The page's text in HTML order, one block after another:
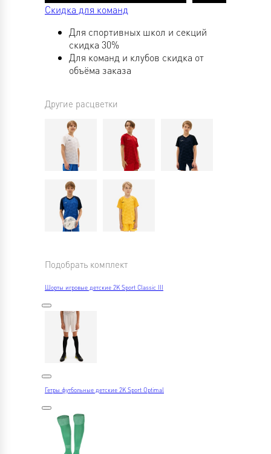
Скидка для команд
Для спортивных школ и секций
скидка 30%
Для команд и клубов скидка от
объёма заказа
Другие расцветки
Подобрать комплект
Шорты игровые детские 2K Sport Classic III
Гетры футбольные детские 2K Sport Optimal